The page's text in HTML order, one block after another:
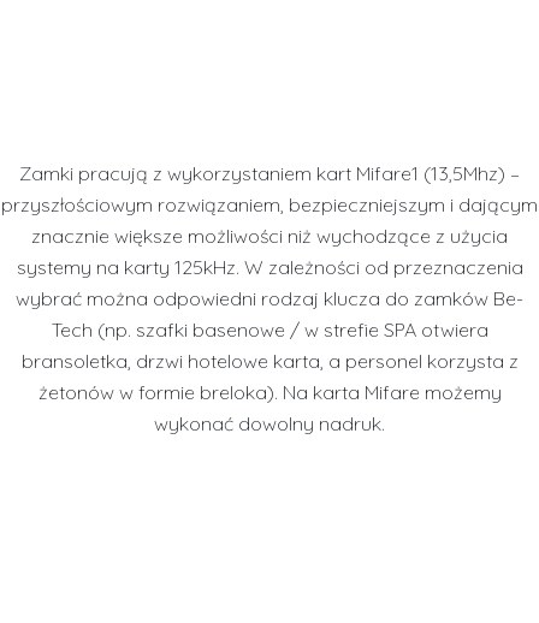
Zamki pracują z wykorzystaniem kart Mifare1 (13,5Mhz) –
przyszłościowym rozwiązaniem, bezpieczniejszym i dającym
znacznie większe możliwości niż wychodzące z użycia
systemy na karty 125kHz. W zależności od przeznaczenia
wybrać można odpowiedni rodzaj klucza do zamków Be-
Tech (np. szafki basenowe / w strefie SPA otwiera
bransoletka, drzwi hotelowe karta, a personel korzysta z
żetonów w formie breloka). Na karta Mifare możemy
wykonać dowolny nadruk.